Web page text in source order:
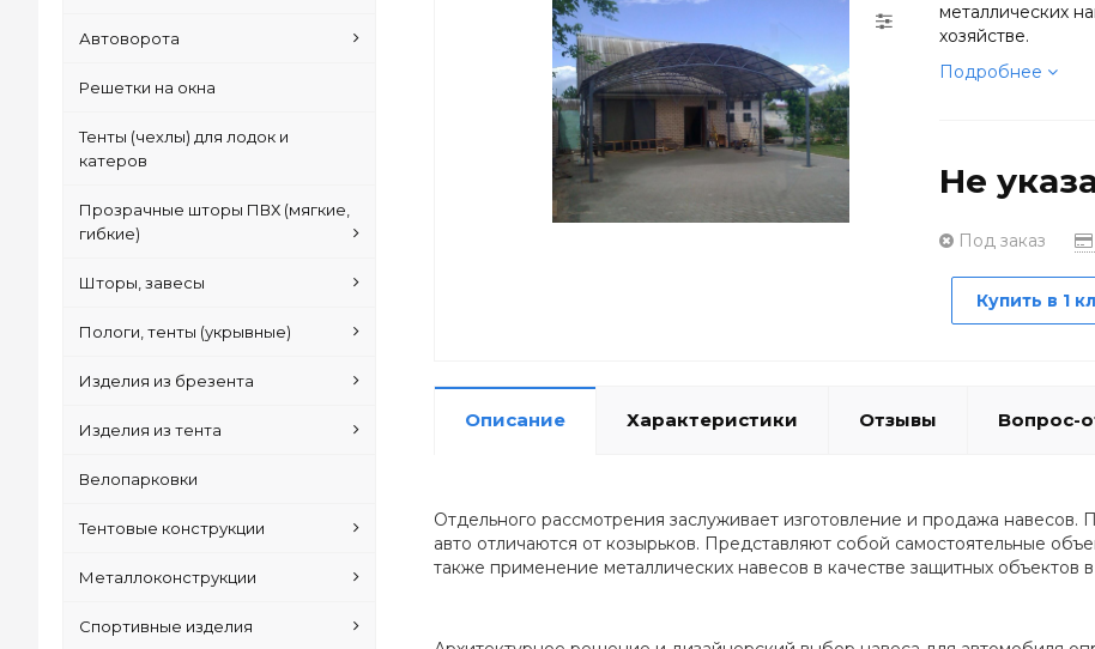
Автоворота
Решетки на окна
Тенты (чехлы) для лодок и
катеров
Прозрачные шторы ПВХ (мягкие,
гибкие)
Шторы, завесы
Пологи, тенты (укрывные)
Изделия из брезента
Изделия из тента
Велопарковки
Тентовые конструкции
Металлоконструкции
Спортивные изделия
металлических
хозяйстве.
Подробнее
Не
Под заказ
Купить в 1
Описание Характеристики Отзывы Вопрос-
Отдельного рассмотрения заслуживает изготовление и продажа
авто отличаются от козырьков. Представляют собой самостоятельные
также применение металлических навесов в качестве защитных объектов в